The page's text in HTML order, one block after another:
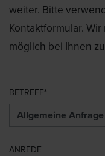
weiter. Bitte
Kontaktformular.
möglich bei Ihnen
BETREFF
ANREDE